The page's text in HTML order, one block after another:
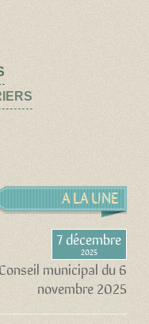
A LA UNE
7 décembre
2025
Conseil municipal du 6
novembre 2025